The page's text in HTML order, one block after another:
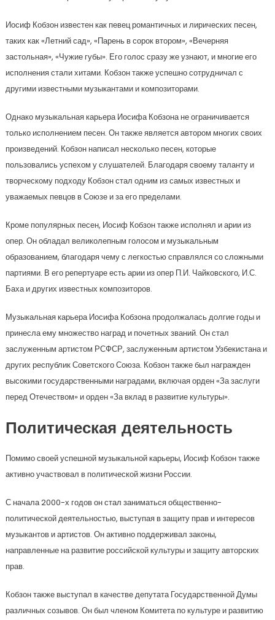
Иосиф Кобзон известен как певец романтичных и лирических песен,
таких как «Летний сад», «Парень в сорок втором», «Вечерняя
застольная», «Чужие губы». Его голос сразу же узнают, и многие его
исполнения стали хитами. Кобзон также успешно сотрудничал с
другими известными музыкантами и композиторами.
Однако музыкальная карьера Иосифа Кобзона не ограничивается
только исполнением песен. Он также является автором многих своих
произведений. Кобзон написал несколько песен, которые
пользовались успехом у слушателей. Благодаря своему таланту и
творческому подходу Кобзон стал одним из самых известных и
уважаемых певцов в Союзе и за его пределами.
Кроме популярных песен, Иосиф Кобзон также исполнял и арии из
опер. Он обладал великолепным голосом и музыкальным
образованием, благодаря чему с легкостью справлялся со сложными
партиями. В его репертуаре есть арии из опер П.И. Чайковского, И.С.
Баха и других известных композиторов.
Музыкальная карьера Иосифа Кобзона продолжалась долгие годы и
принесла ему множество наград и почетных званий. Он стал
заслуженным артистом РСФСР, заслуженным артистом Узбекистана и
других республик Советского Союза. Кобзон также был награжден
высокими государственными наградами, включая орден «За заслуги
перед Отечеством» и орден «За вклад в развитие культуры».
Политическая деятельность
Помимо своей успешной музыкальной карьеры, Иосиф Кобзон также
активно участвовал в политической жизни России.
С начала 2000-х годов он стал заниматься общественно-
политической деятельностью, выступая в защиту прав и интересов
музыкантов и артистов. Он активно поддерживал законы,
направленные на развитие российской культуры и защиту авторских
прав.
Кобзон также выступал в качестве депутата Государственной Думы
различных созывов. Он был членом Комитета по культуре и развитию